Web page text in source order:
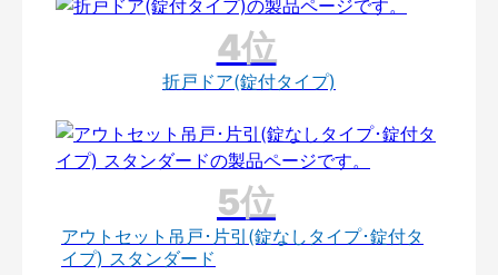
折戸ドア(錠付タイプ)
アウトセット吊戸･片引(錠なしタイプ･錠付タ
イプ) スタンダード